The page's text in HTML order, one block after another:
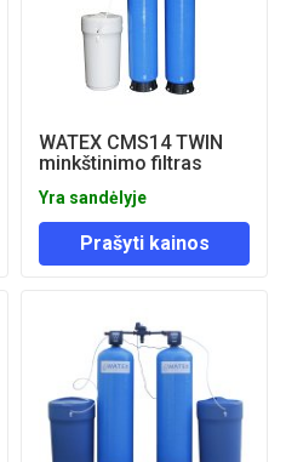
WATEX CMS14 TWIN
minkštinimo filtras
Yra sandėlyje
Prašyti kainos